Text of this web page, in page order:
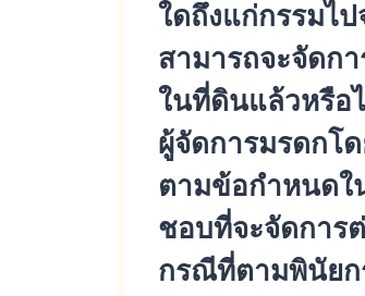
ใดถึงแก่กรรมไป
สามารถจะจัดก
ในที่ดินแล้วหรือ
ผู้จัดการมรดกโ
ตามข้อกำหนดใ
ชอบที่จะจัดการ
กรณีที่ตามพินัย